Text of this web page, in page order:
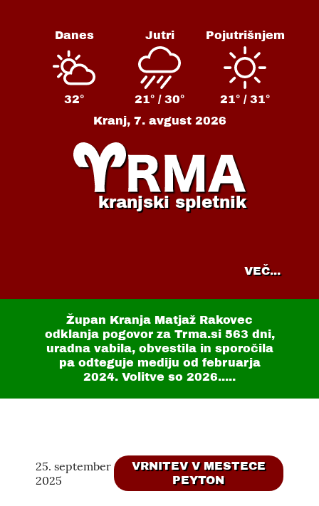
Danes
32°
Jutri
21° / 30°
Pojutrišnjem
21° / 31°
Kranj, 7. avgust 2026
kranjski spletnik
VEČ...
Župan Kranja Matjaž Rakovec
odklanja pogovor za Trma.si 563 dni,
uradna vabila, obvestila in sporočila
pa odteguje mediju od februarja
2024. Volitve so 2026.....
25. september
2025
VRNITEV V MESTECE
PEYTON